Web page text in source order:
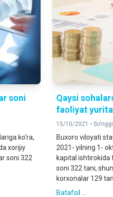
soni
ko'ra,
xorijiy
soni 322
Qaysi
faoliyat
15/10/2021 •
Buxoro viloyati
2021- yilning 1-
kapital
soni 322 tani,
korxonalar 129
Batafsil ...